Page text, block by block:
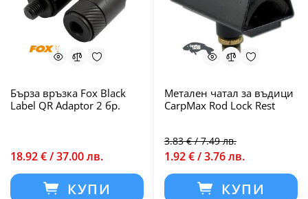
Бърза връзка Fox Black
Label QR Adaptor 2 бр.
18.92 € / 37.00 лв.
КУПИ
Метален чатал за въдици
CarpMax Rod Lock Rest
3.83 € / 7.49 лв.
1.92 € / 3.76 лв.
КУПИ